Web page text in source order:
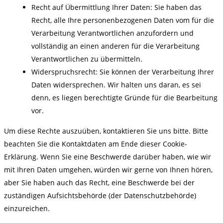
Recht auf Übermittlung Ihrer Daten: Sie haben das
Recht, alle Ihre personenbezogenen Daten vom für die
Verarbeitung Verantwortlichen anzufordern und
vollständig an einen anderen für die Verarbeitung
Verantwortlichen zu übermitteln.
Widerspruchsrecht: Sie können der Verarbeitung Ihrer
Daten widersprechen. Wir halten uns daran, es sei
denn, es liegen berechtigte Gründe für die Bearbeitung
vor.
Um diese Rechte auszuüben, kontaktieren Sie uns bitte. Bitte
beachten Sie die Kontaktdaten am Ende dieser Cookie-
Erklärung. Wenn Sie eine Beschwerde darüber haben, wie wir
mit Ihren Daten umgehen, würden wir gerne von Ihnen hören,
aber Sie haben auch das Recht, eine Beschwerde bei der
zuständigen Aufsichtsbehörde (der Datenschutzbehörde)
einzureichen.